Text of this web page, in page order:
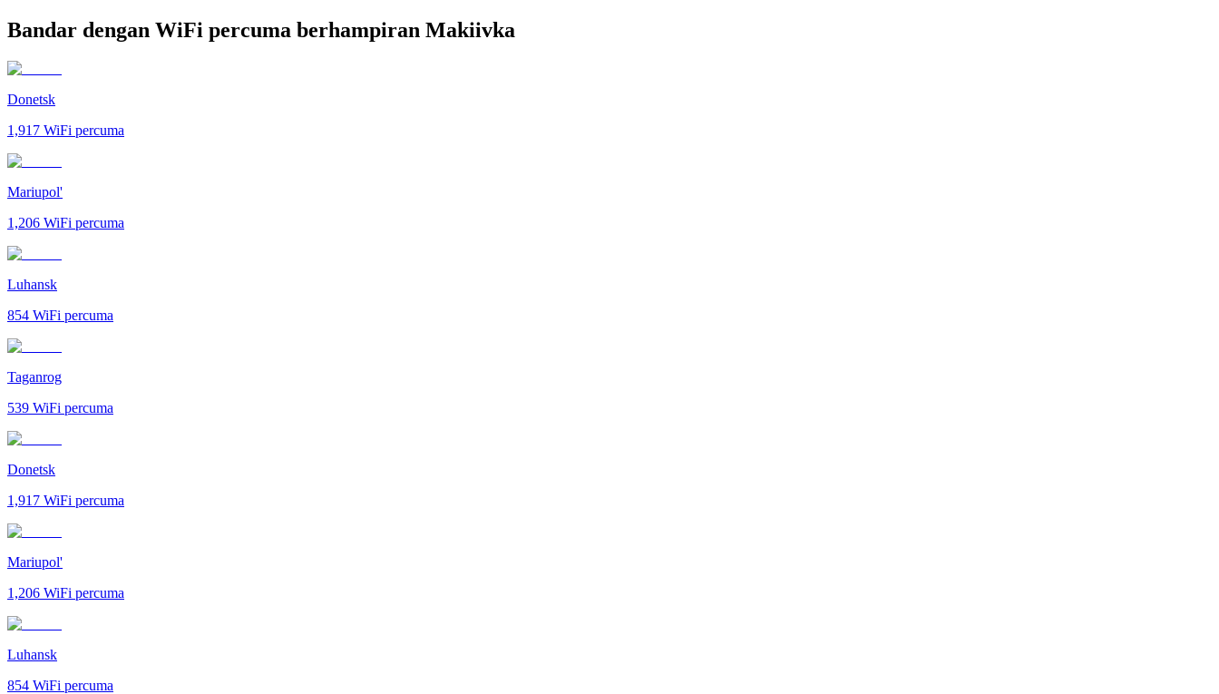
Bandar dengan WiFi percuma berhampiran Makiivka
Donetsk
1,917 WiFi percuma
Mariupol'
1,206 WiFi percuma
Luhansk
854 WiFi percuma
Taganrog
539 WiFi percuma
Donetsk
1,917 WiFi percuma
Mariupol'
1,206 WiFi percuma
Luhansk
854 WiFi percuma